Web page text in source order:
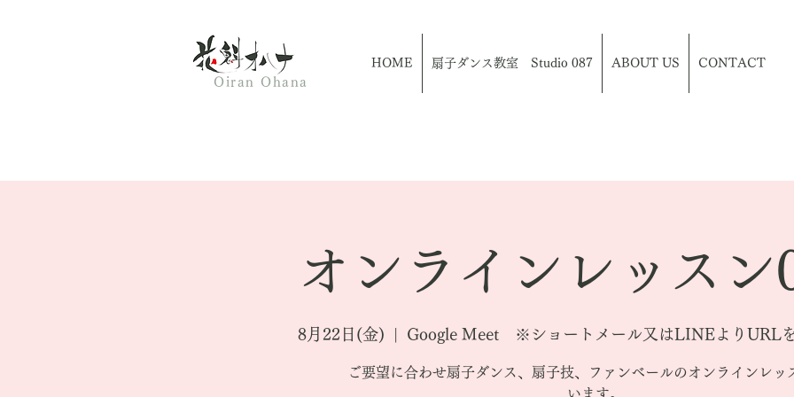
Oiran Ohana
HOME 扇子ダンス教室 Studio 087 ABOUT US CONTACT
オンラインレッスン
8月22日(金) Google Meet ※ショートメール又はLINEよりURL
ご要望に合わせ扇子ダンス、扇子技、ファンベールのオンラインレッ
います。